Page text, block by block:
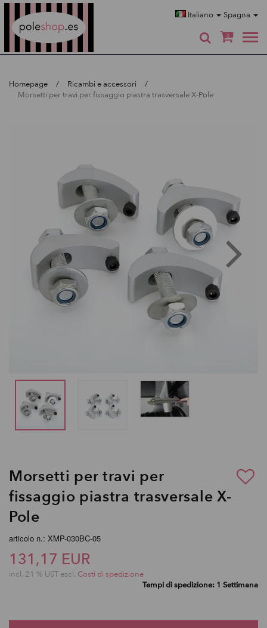
Italiano Spagna
0
Homepage
Ricambi e accessori
Morsetti per travi per fissaggio piastra trasversale X-Pole
Morsetti per travi per
fissaggio piastra trasversale X-
Pole
articolo n.: XMP-030BC-05
131,17 EUR
incl. 21 % UST escl. Costi di spedizione
Tempi di spedizione: 1 Settimana